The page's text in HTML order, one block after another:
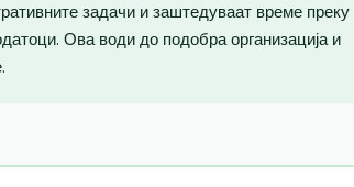
задачи и заштедуваат време преку
Ова води до подобра организација и